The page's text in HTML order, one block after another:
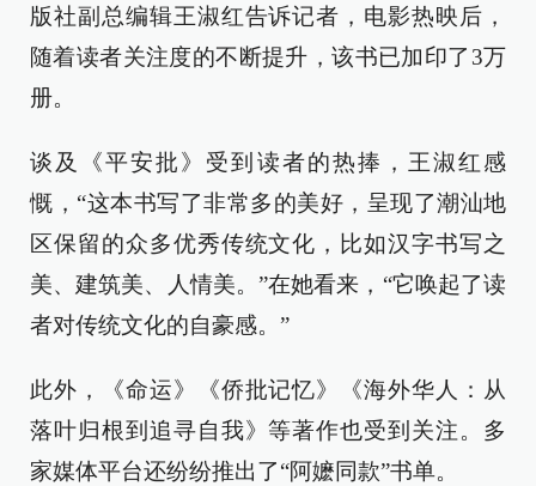
版社副总编辑王淑红告诉记者，电影热映后，
随着读者关注度的不断提升，该书已加印了3万
册。
谈及《平安批》受到读者的热捧，王淑红感
慨，“这本书写了非常多的美好，呈现了潮汕地
区保留的众多优秀传统文化，比如汉字书写之
美、建筑美、人情美。”在她看来，“它唤起了读
者对传统文化的自豪感。”
此外，《命运》《侨批记忆》《海外华人：从
落叶归根到追寻自我》等著作也受到关注。多
家媒体平台还纷纷推出了“阿嬷同款”书单。